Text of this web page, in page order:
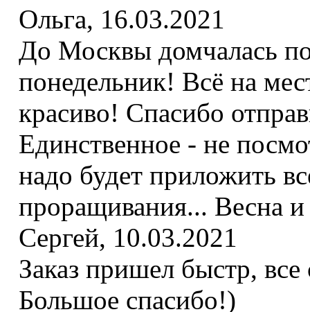
Ольга, 16.03.2021
До Москвы домчалась
понедельник! Всё на
красиво! Спасибо
Единственное - не
надо будет приложить
проращивания... Весна
Сергей, 10.03.2021
Заказ пришел быстр,
Большое спасибо!)